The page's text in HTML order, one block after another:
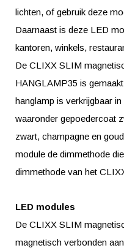
lichten, of gebruik deze
Daarnaast is deze LED
kantoren, winkels,
De CLIXX SLIM
HANGLAMP35 is
hanglamp is verkrijgbaar
waaronder gepoedercoat
zwart, champagne en
module de dimmethode
dimmethode van het
LED modules
De CLIXX SLIM
magnetisch verbonden